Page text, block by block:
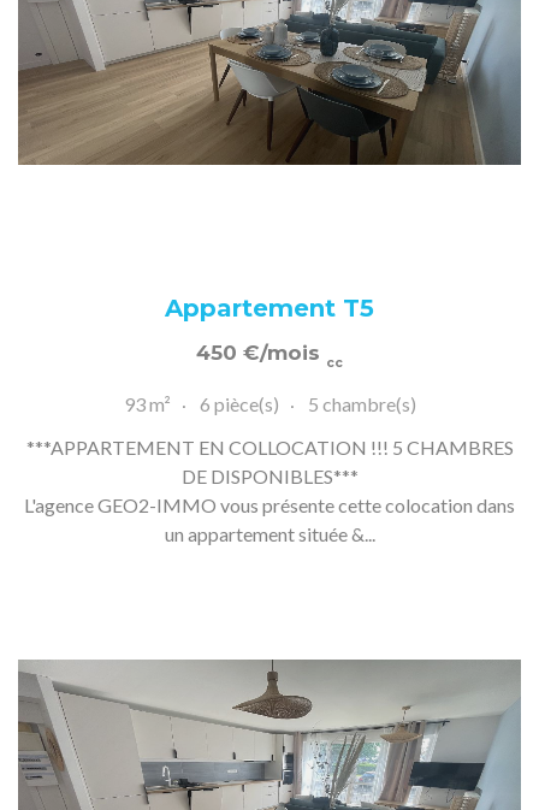
Appartement T5
450 €/mois cc
93 m² 6 pièce(s)
5 chambre(s)
***APPARTEMENT EN COLLOCATION !!! 5 CHAMBRES
DE DISPONIBLES***
L'agence GEO2-IMMO vous présente cette colocation dans
un appartement située &...